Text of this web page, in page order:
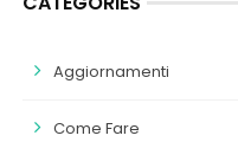
Aggiornamenti
Come Fare